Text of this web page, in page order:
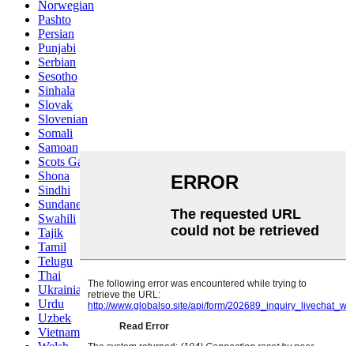
Norwegian
Pashto
Persian
Punjabi
Serbian
Sesotho
Sinhala
Slovak
Slovenian
Somali
Samoan
Scots Gaelic
Shona
Sindhi
Sundanese
Swahili
Tajik
Tamil
Telugu
Thai
Ukrainian
Urdu
Uzbek
Vietnamese